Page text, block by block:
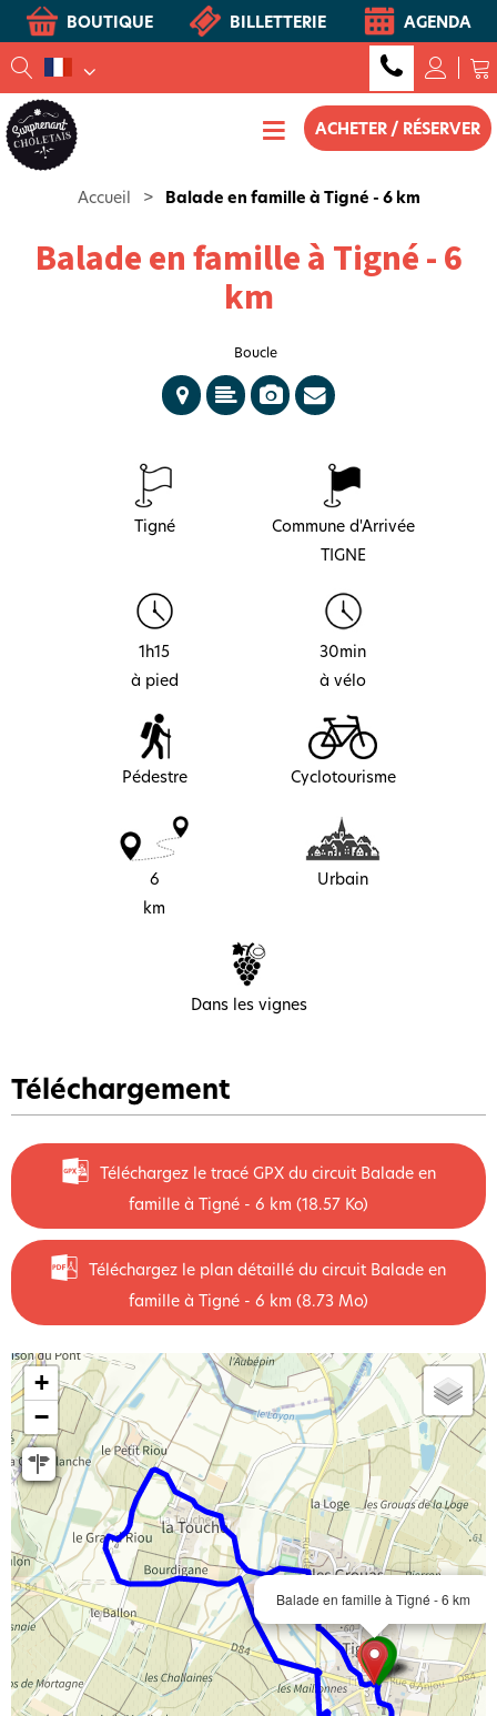
BOUTIQUE BILLETTERIE AGENDA
ACHETER / RÉSERVER
Accueil > Balade en famille à Tigné - 6 km
Balade en famille à Tigné - 6
km
Boucle
Tigné
Commune d'Arrivée
TIGNE
1h15
à pied
30min
à vélo
Pédestre Cyclotourisme
6
km
Urbain
Dans les vignes
Téléchargement
Téléchargez le tracé GPX du circuit Balade en
famille à Tigné - 6 km (18.57 Ko)
Téléchargez le plan détaillé du circuit Balade en
famille à Tigné - 6 km (8.73 Mo)
Balade en famille à Tigné - 6 km
+
−